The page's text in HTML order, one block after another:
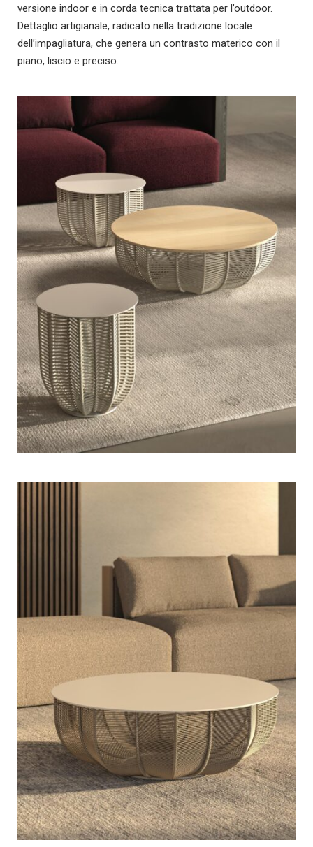
versione indoor e in corda tecnica trattata per l’outdoor.
Dettaglio artigianale, radicato nella tradizione locale
dell’impagliatura, che genera un contrasto materico con il
piano, liscio e preciso.